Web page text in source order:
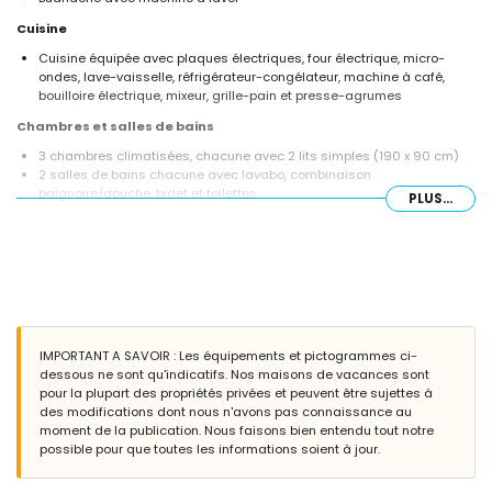
Cuisine
Cuisine équipée avec plaques électriques, four électrique, micro-
ondes, lave-vaisselle, réfrigérateur-congélateur, machine à café,
bouilloire électrique, mixeur, grille-pain et presse-agrumes
Chambres et salles de bains
3 chambres climatisées, chacune avec 2 lits simples (190 x 90 cm)
2 salles de bains chacune avec lavabo, combinaison
baignoire/douche, bidet et toilettes
Coin salon extérieur et coin repas extérieur
2 places de parking communes
Informations supplémentaires
Ville la plus proche : Jávea (à moins de 10 kilomètres de la maison)
Bord de rivière ou littoral le plus proche : Méditerranée, Jávea (à moins
de 3 kilomètres de la maison)
de la maison)
PLUS...
IMPORTANT A SAVOIR : Les équipements et pictogrammes ci-
dessous ne sont qu'indicatifs. Nos maisons de vacances sont
pour la plupart des propriétés privées et peuvent être sujettes à
des modifications dont nous n'avons pas connaissance au
moment de la publication. Nous faisons bien entendu tout notre
possible pour que toutes les informations soient à jour.